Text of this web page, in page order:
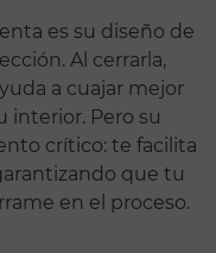
es su diseño de
Al cerrarla,
a cuajar mejor
interior. Pero su
crítico: te facilita
que tu
en el proceso.